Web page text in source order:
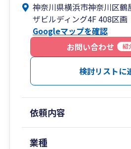
各フェーズに応じた税務・財
案。
クラウド会計の導入支援から
わかりやすくご支援いたしま
■私たちが選ばれる理由
企業のライフサイクルに応
務・財務体制は変化します。
私たちは各段階で求められ
神奈川県横浜市神奈川区鶴
ザビルディング4F 408区画
Googleマップを確認
お問い合わせ
紹
検討リストに
依頼内容
業種